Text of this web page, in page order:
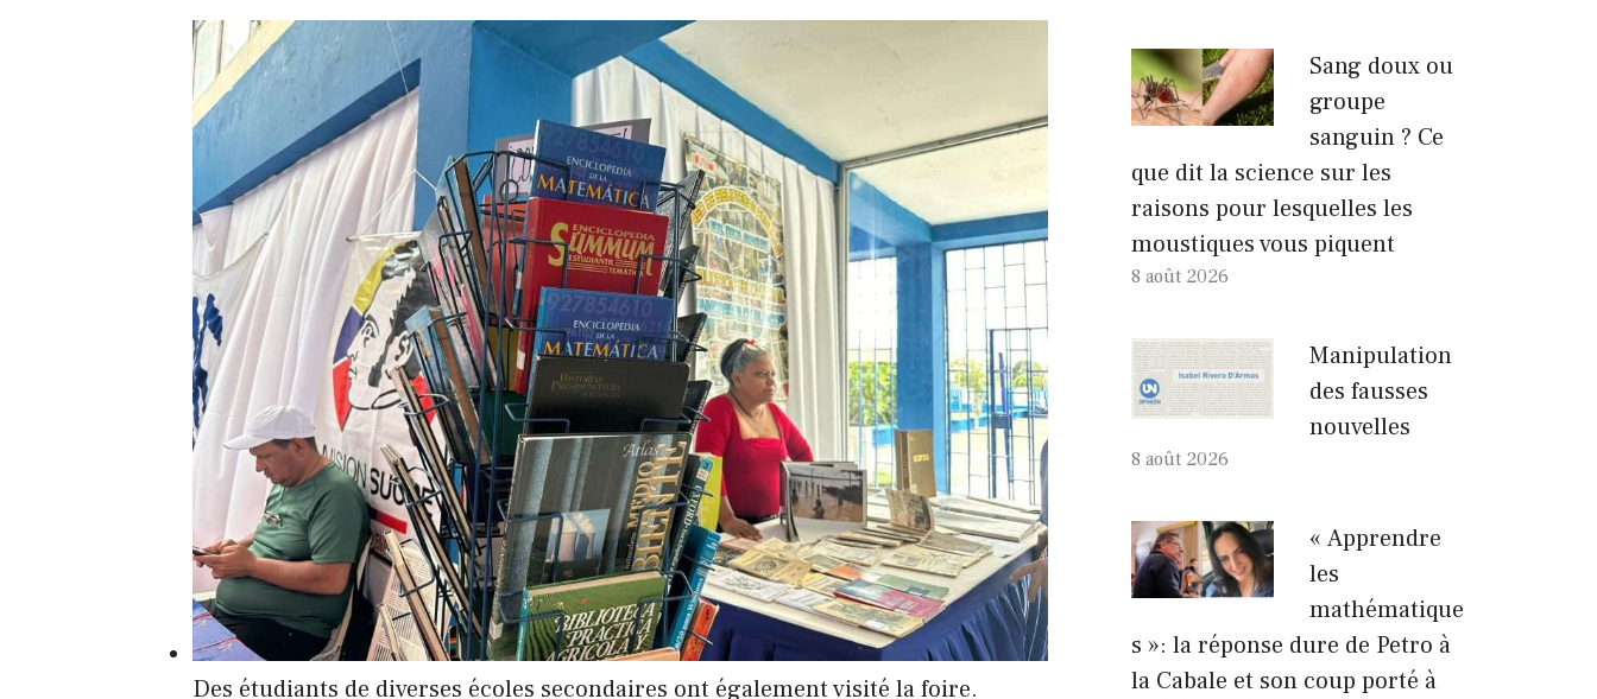
Des étudiants de diverses écoles secondaires ont également visité la foire.
Sang doux ou
groupe
sanguin ? Ce
que dit la science sur les
raisons pour lesquelles les
moustiques vous piquent
8 août 2026
Manipulation
des fausses
nouvelles
8 août 2026
« Apprendre
les
mathématique
s »: la réponse dure de Petro à
la Cabale et son coup porté à